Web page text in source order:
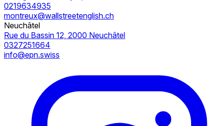
0219634935
montreux@wallstreetenglish.ch
Neuchâtel
Rue du Bassin 12, 2000 Neuchâtel
0327251664
info@epn.swiss